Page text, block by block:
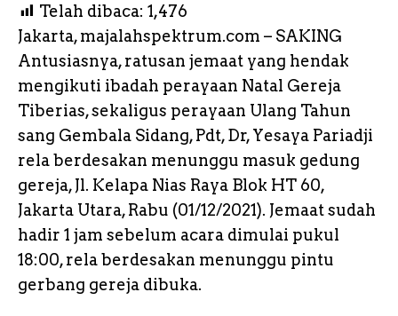
c
e
b
o
o
k
it
te
r
a
ts
A
p
p
n
e a
o
s
e
n
g
e
r
y
p
e
a
il
p
y
L
i
n
k
Telah dibaca: 1,476
Jakarta, majalahspektrum.com – SAKING
Antusiasnya, ratusan jemaat yang hendak
mengikuti ibadah perayaan Natal Gereja
Tiberias, sekaligus perayaan Ulang Tahun
sang Gembala Sidang, Pdt, Dr, Yesaya Pariadji
rela berdesakan menunggu masuk gedung
gereja, Jl. Kelapa Nias Raya Blok HT 60,
Jakarta Utara, Rabu (01/12/2021). Jemaat sudah
hadir 1 jam sebelum acara dimulai pukul
18:00, rela berdesakan menunggu pintu
gerbang gereja dibuka.